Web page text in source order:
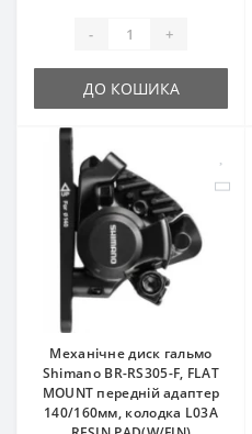
- +
ДО КОШИКА
Механічне диск гальмо
Shimano BR-RS305-F, FLAT
MOUNT передній адаптер
140/160мм, колодка L03A